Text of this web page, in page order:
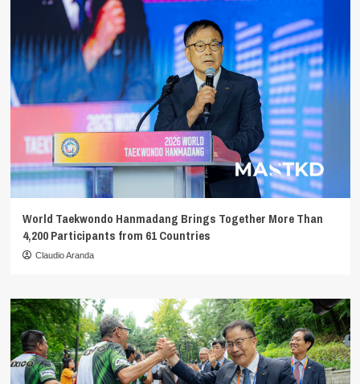
World Taekwondo Hanmadang Brings Together More Than
4,200 Participants from 61 Countries
Claudio Aranda